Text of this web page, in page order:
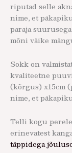
riputad selle
nime, et
paraja
mõni väike
Sokk on
kvaliteetne
(kõrgus) x15cm
nime, et
Telli kogu
erinevatest
täppidega